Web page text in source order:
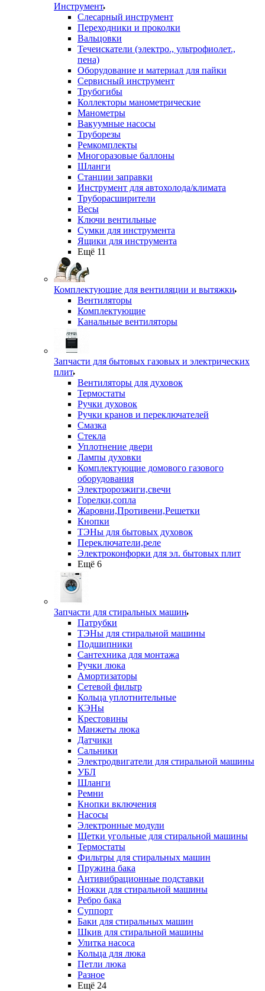
Инструмент
Слесарный инструмент
Переходники и проколки
Вальцовки
Течеискатели (электро., ультрофиолет.,
пена)
Оборудование и материал для пайки
Сервисный инструмент
Трубогибы
Коллекторы манометрические
Манометры
Вакуумные насосы
Труборезы
Ремкомплекты
Многоразовые баллоны
Шланги
Станции заправки
Инструмент для автохолода/климата
Труборасширители
Весы
Ключи вентильные
Сумки для инструмента
Ящики для инструмента
Ещё 11
Комплектующие для вентиляции и вытяжки
Вентиляторы
Комплектующие
Канальные вентиляторы
Запчасти для бытовых газовых и электрических
плит
Вентиляторы для духовок
Термостаты
Ручки духовок
Ручки кранов и переключателей
Смазка
Стекла
Уплотнение двери
Лампы духовки
Комплектующие домового газового
оборудования
Электророзжиги,свечи
Горелки,сопла
Жаровни,Противени,Решетки
Кнопки
ТЭНы для бытовых духовок
Переключатели,реле
Электроконфорки для эл. бытовых плит
Ещё 6
Запчасти для стиральных машин
Патрубки
ТЭНы для стиральной машины
Подшипники
Сантехника для монтажа
Ручки люка
Амортизаторы
Сетевой фильтр
Кольца уплотнительные
КЭНы
Крестовины
Манжеты люка
Датчики
Сальники
Электродвигатели для стиральной машины
УБЛ
Шланги
Ремни
Кнопки включения
Насосы
Электронные модули
Щетки угольные для стиральной машины
Термостаты
Фильтры для стиральных машин
Пружина бака
Антивибрационные подставки
Ножки для стиральной машины
Ребро бака
Суппорт
Баки для стиральных машин
Шкив для стиральной машины
Улитка насоса
Кольца для люка
Петли люка
Разное
Ещё 24